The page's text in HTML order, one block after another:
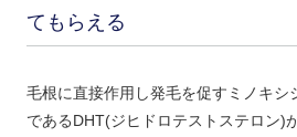
てもらえる
毛根に直接作用し発毛を促すミノキシ
であるDHT(ジヒドロテストステロン)